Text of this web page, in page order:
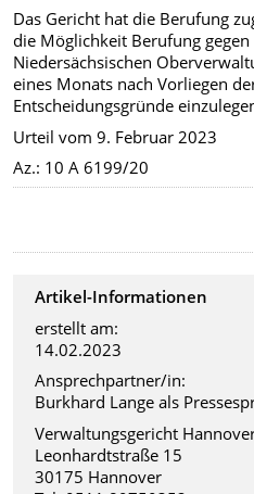
Das Gericht hat die Berufung
die Möglichkeit Berufung
Niedersächsischen
eines Monats nach Vorliegen
Entscheidungsgründe
Urteil vom 9. Februar 2023
Az.: 10 A 6199/20
Artikel-Informationen
erstellt am:
14.02.2023
Ansprechpartner/in:
Burkhard Lange als
Verwaltungsgericht
Leonhardtstraße 15
30175 Hannover